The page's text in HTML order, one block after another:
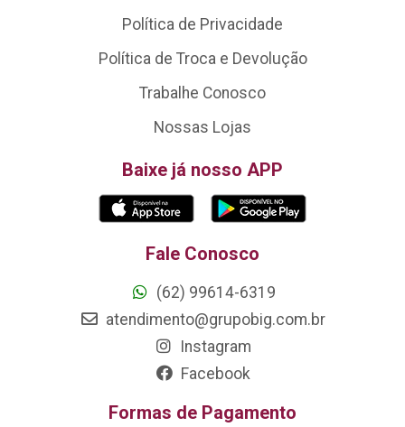
Política de Privacidade
Política de Troca e Devolução
Trabalhe Conosco
Nossas Lojas
Baixe já nosso APP
Fale Conosco
(62) 99614-6319
atendimento@grupobig.com.br
Instagram
Facebook
Formas de Pagamento